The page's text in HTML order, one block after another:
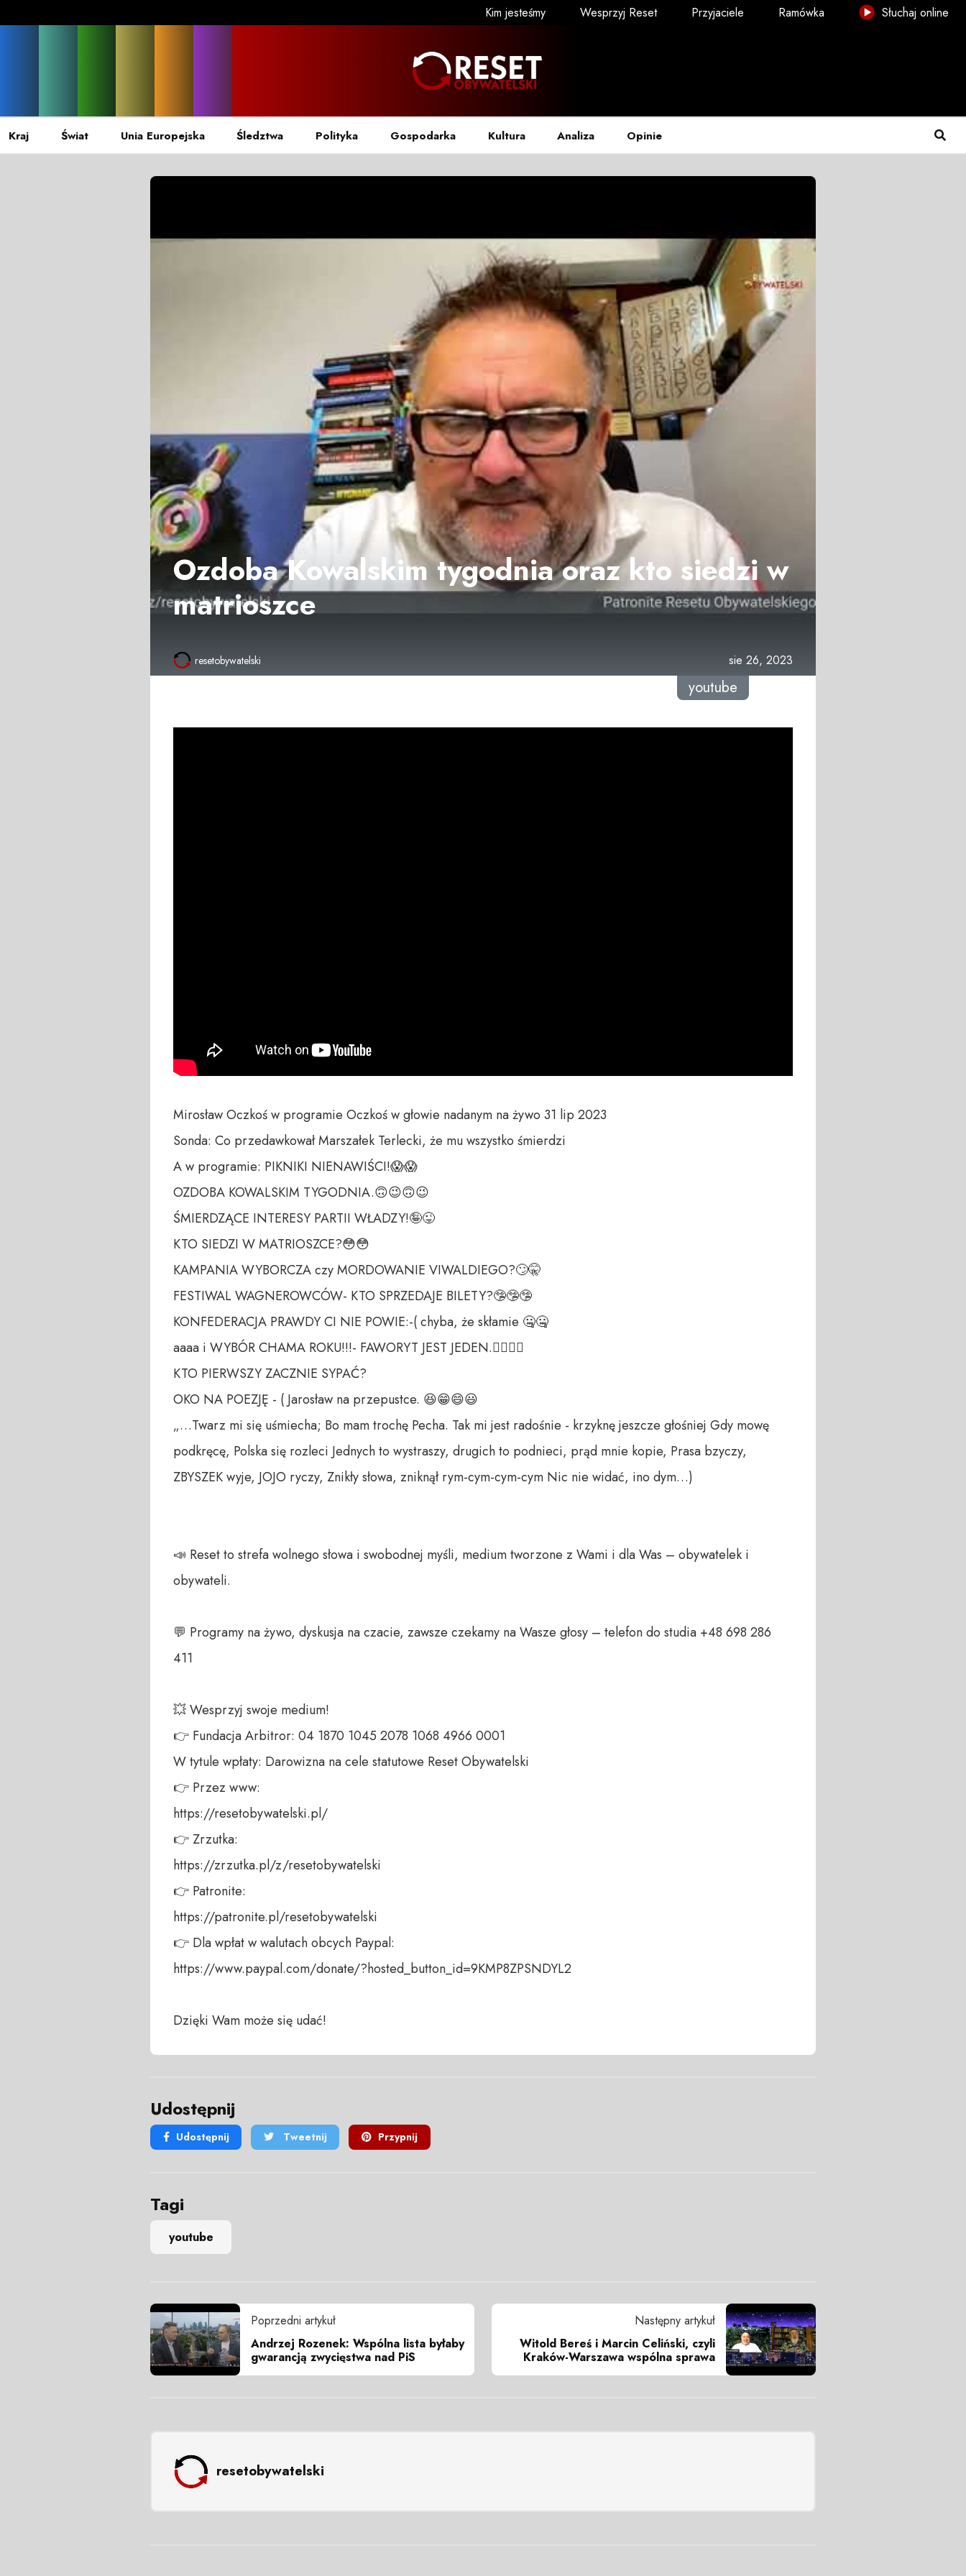
Kim jesteśmy Wesprzyj Reset Przyjaciele Ramówka Słuchaj online
Kraj Świat Unia Europejska Śledztwa Polityka Gospodarka Kultura Analiza Opinie
Ozdoba Kowalskim tygodnia oraz kto siedzi w
matrioszce
resetobywatelski sie 26, 2023
youtube
Mirosław Oczkoś w programie Oczkoś w głowie nadanym na żywo 31 lip 2023
Sonda: Co przedawkował Marszałek Terlecki, że mu wszystko śmierdzi
A w programie: PIKNIKI NIENAWIŚCI!😱😱
OZDOBA KOWALSKIM TYGODNIA.🙃😉🙃😉
ŚMIERDZĄCE INTERESY PARTII WŁADZY!🤪😜
KTO SIEDZI W MATRIOSZCE?😳😳
KAMPANIA WYBORCZA czy MORDOWANIE VIWALDIEGO?🙄🤫
FESTIWAL WAGNEROWCÓW- KTO SPRZEDAJE BILETY?🤥🤥🤥
KONFEDERACJA PRAWDY CI NIE POWIE:-( chyba, że skłamie 🤐🤐
aaaa i WYBÓR CHAMA ROKU!!!- FAWORYT JEST JEDEN.😵‍💫😵‍💫
KTO PIERWSZY ZACZNIE SYPAĆ?
OKO NA POEZJĘ - ( Jarosław na przepustce. 😆😁😄😃
„…Twarz mi się uśmiecha; Bo mam trochę Pecha. Tak mi jest radośnie - krzyknę jeszcze głośniej Gdy mowę
podkręcę, Polska się rozleci Jednych to wystraszy, drugich to podnieci, prąd mnie kopie, Prasa bzyczy,
ZBYSZEK wyje, JOJO ryczy, Znikły słowa, zniknął rym-cym-cym-cym Nic nie widać, ino dym…)
📣 Reset to strefa wolnego słowa i swobodnej myśli, medium tworzone z Wami i dla Was – obywatelek i
obywateli.
💬 Programy na żywo, dyskusja na czacie, zawsze czekamy na Wasze głosy – telefon do studia +48 698 286
411
💥 Wesprzyj swoje medium!
👉 Fundacja Arbitror: 04 1870 1045 2078 1068 4966 0001
W tytule wpłaty: Darowizna na cele statutowe Reset Obywatelski
👉 Przez www:
https://resetobywatelski.pl/
👉 Zrzutka:
https://zrzutka.pl/z/resetobywatelski
👉 Patronite:
https://patronite.pl/resetobywatelski
👉 Dla wpłat w walutach obcych Paypal:
https://www.paypal.com/donate/?hosted_button_id=9KMP8ZPSNDYL2
Dzięki Wam może się udać!
Udostępnij
Udostępnij Tweetnij Przypnij
Tagi
youtube
Poprzedni artykuł
Andrzej Rozenek: Wspólna lista byłaby
gwarancją zwycięstwa nad PiS
Następny artykuł
Witold Bereś i Marcin Celiński, czyli
Kraków-Warszawa wspólna sprawa
resetobywatelski